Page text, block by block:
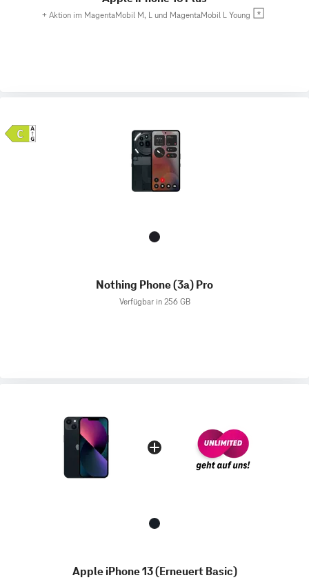
+ Aktion im MagentaMobil M, L und MagentaMobil L Young
Nothing Phone (3a) Pro
Verfügbar in 256 GB
Apple iPhone 13 (Erneuert Basic)